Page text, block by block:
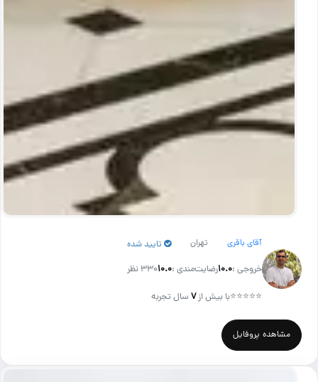
آقای باقری تهران تایید شده
خروجی :۱۰.۰رضایت‌مندی :۱۰.۰330 نظر
⭐⭐⭐⭐⭐با بیش از۷سال تجربه
مشاهده پروفایل